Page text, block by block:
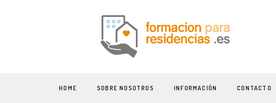
HOME SOBRE NOSOTROS INFORMACIÓN CONTACTO